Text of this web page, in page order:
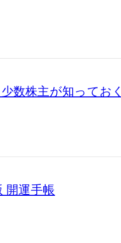
数株主が知ってお
開運手帳